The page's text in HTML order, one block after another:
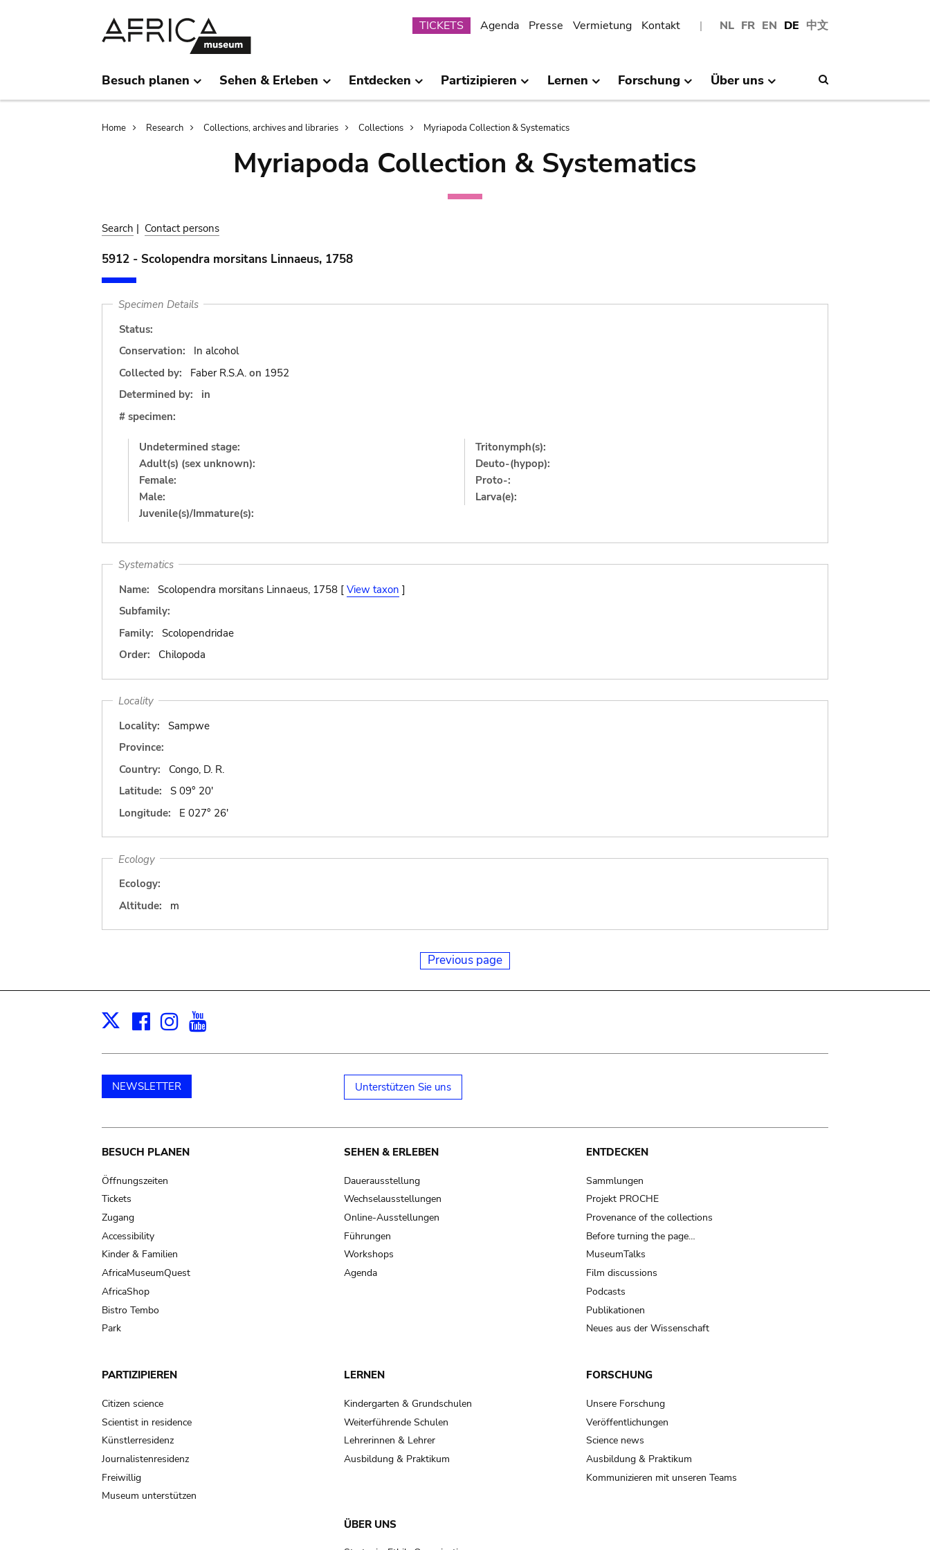
NL FR EN DE 中文
Submenu
TICKETS Agenda Presse Vermietung Kontakt
Besuch planen Sehen & Erleben Entdecken Partizipieren Lernen Forschung Über uns
Breadcrumb
Home Research Collections, archives and libraries Collections Myriapoda Collection & Systematics
Myriapoda Collection & Systematics
Search | Contact persons
5912 - Scolopendra morsitans Linnaeus, 1758
Specimen Details
Status:
Conservation:
In alcohol
Collected by:
Faber R.S.A. on 1952
Determined by:
in
# specimen:
Undetermined stage:
Adult(s) (sex unknown):
Female:
Male:
Juvenile(s)/Immature(s):
Tritonymph(s):
Deuto-(hypop):
Proto-:
Larva(e):
Systematics
Name:
Scolopendra morsitans Linnaeus, 1758 [ View taxon ]
Subfamily:
Family:
Scolopendridae
Order:
Chilopoda
Locality
Locality:
Sampwe
Province:
Country:
Congo, D. R.
Latitude:
S 09° 20'
Longitude:
E 027° 26'
Ecology
Ecology:
Altitude:
m
Previous page
X Facebook
Instagram
NEWSLETTER Unterstützen Sie uns
Main
navigation
BESUCH PLANEN
Öffnungszeiten
Tickets
Zugang
Accessibility
Kinder & Familien
AfricaMuseumQuest
AfricaShop
Bistro Tembo
Park
SEHEN & ERLEBEN
Dauerausstellung
Wechselausstellungen
Online-Ausstellungen
Führungen
Workshops
Agenda
ENTDECKEN
Sammlungen
Projekt PROCHE
Provenance of the collections
Before turning the page…
MuseumTalks
Film discussions
Podcasts
Publikationen
Neues aus der Wissenschaft
PARTIZIPIEREN
Citizen science
Scientist in residence
Künstlerresidenz
Journalistenresidenz
Freiwillig
Museum unterstützen
LERNEN
Kindergarten & Grundschulen
Weiterführende Schulen
Lehrerinnen & Lehrer
Ausbildung & Praktikum
FORSCHUNG
Unsere Forschung
Veröffentlichungen
Science news
Ausbildung & Praktikum
Kommunizieren mit unseren Teams
ÜBER UNS